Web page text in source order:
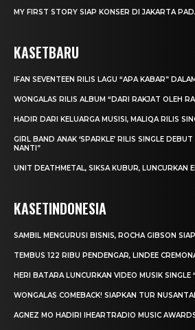
MY FIRST STORY SIAP KONSER DI JAKARTA
KASETBARU
IFAN SEVENTEEN RILIS LAGU “APA KABAR”
WONGALAS RILIS ALBUM “DARI RAKJAT OLEH
HADIR DARI KELUARGA MUSISI, MALIQA RILIS
GIRL BAND ANAK ‘SPARKLE’ RILIS SINGLE
NANTI”
UNIT DEATHMETAL, SIKSA KUBUR, LUNCURKAN
KASETINDONESIA
SAMBIL MENGURUSI BISNIS, ROCHA GIBSON
TEMBUS 122 RIBU PENDENGAR, LINDEE
HERI BATARA LUNCURKAN VIDEO MUSIK SINGLE
WONGALAS COMEBACK! SIAPKAN TUR
AGNEZ MO HADIRI IHEARTRADIO MUSIC